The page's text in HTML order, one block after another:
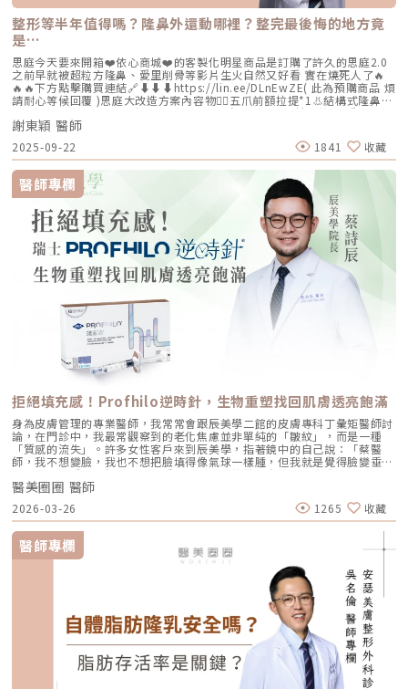
整形等半年值得嗎？隆鼻外還動哪裡？整完最後悔的地方竟
是…
思庭今天要來開箱❤️依心商城❤️的客製化明星商品是訂購了許久的思庭2.0
之前早就被超粒方隆鼻、愛里削骨等影片生火自然又好看 實在燒死人了🔥
🔥🔥下方點擊購買連結🔗⬇️⬇️⬇️https://lin.ee/DLnEwZE( 此為預購商品 煩
請耐心等候回覆 )思庭大改造方案內容物💁‍♀️五爪前額拉提*1👃結構式隆鼻*1
(加購縮鼻翼、敲鼻骨、貴族手術)👄微笑嘴角*1 (加購嘴邊肉拉提)重點摘
要：00:00 搶先看⚡⚡01:43 開箱手術方案內容物02:02 上臉眉眼分析 : 五
爪前額拉提02:36 中臉隆鼻分析 : 結構式隆鼻合併貴族手術03:58 下臉唇巴
分析 : 微笑嘴角+嘴扁肉拉提04:43 華麗買家秀05:25 五星好評分享
⭐⭐⭐⭐⭐▸▸歡迎合作洽談：followheart.marketing@gmail.com◂◂依心唯
美整形外科診所地址｜台北市信義區基隆路二段15號2樓電話｜（02）
2345-6777官方網站｜https://www.followheart.com.tw/官方諮詢｜
https://follow-heart.com/line臉書粉專｜https://follow-
heart.com/case_fbIG追起來｜https://follow-
heart.com/case_igWeChat ID｜Dr_followheart
謝東穎 醫師
2025-09-22 1841 收藏
醫師專欄
拒絕填充感！Profhilo逆時針，生物重塑找回肌膚透亮飽滿
身為皮膚管理的專業醫師，我常常會跟辰美學二館的皮膚專科丁彙矩醫師討
論，在門診中，我最常觀察到的老化焦慮並非單純的「皺紋」，而是一種
「質感的流失」。許多女性客戶來到辰美學，指著鏡中的自己說：「蔡醫
師，我不想變臉，我也不想把臉填得像氣球一樣腫，但我就是覺得臉變垂
了、乾了，看起來很累。」這種「累感」，往往來自於肌膚真皮層結構的崩
解。過去我們習慣用玻尿酸去「填補」凹陷，或是用電音波去「緊緻」皮
表，但在這兩者之間，其實存在著一個關鍵的空白區：生物重塑（Bio-
Remodeling）。這就是為什麼我對 Profhilo 逆時針（俗稱：璞菲洛）情
有獨鍾的原因。一、 重新定義抗老：為什麼妳需要的是「重塑」而非「填
充」？在深入了解 Profhilo逆時針 之前，我們必須先釐清肌膚老化的本
質。肌膚的年輕度由真皮層的三大支柱決定：水份、膠原蛋白
（Collagen）以及彈力蛋白（Elastin）。多數人對膠原蛋白耳熟能詳，它
就像建築物的「鋼筋水泥」，負責撐起皮膚的厚度與體積；然而，讓肌膚在
做表情後能迅速回彈、維持組織張力的關鍵，其實是彈力蛋白。彈力蛋白就
像支撐鋼筋的「橡皮筋」，不幸的是，人體在青春期過後，彈力蛋白的合成
速度就會大幅下降。當彈力蛋白流失，肌膚就會像失去彈性的鬆緊帶，出現
細紋、毛孔粗大、甚至是難以處理的「鬆弛型下垂」。傳統玻尿酸屬於「填
充型」，主要目的是增加體積（Volumizing），如果過度施打，容易造成
面部僵硬或「醫美臉」。而 Profhilo 逆時針的誕生，是為了從細胞底層進
行「修復與重塑」，讓皮膚自己找回年輕時的彈性。二、 Profhilo 逆時針
的科學核心：NAHYCO™ 專利技術Profhilo逆時針來自瑞士著名的 IBSA 製
醫美圈圈 醫師
2026-03-26 1265 收藏
醫師專欄